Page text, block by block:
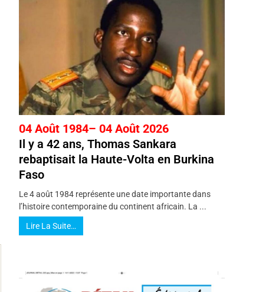
04 Août 1984– 04 Août 2026
Il y a 42 ans, Thomas Sankara
rebaptisait la Haute-Volta en Burkina
Faso
Le 4 août 1984 représente une date importante dans
l’histoire contemporaine du continent africain. La ...
Lire La Suite…